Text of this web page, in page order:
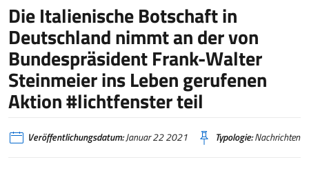
Die Italienische Botschaft in
Deutschland nimmt an der von
Bundespräsident Frank-Walter
Steinmeier ins Leben gerufenen
Aktion #lichtfenster teil
Veröffentlichungsdatum:Januar 22 2021 Typologie:Nachrichten